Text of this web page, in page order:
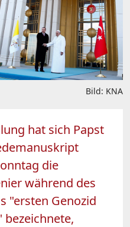
Bild: KNA
hat sich Papst
die
während des
"ersten Genozid
bezeichnete,